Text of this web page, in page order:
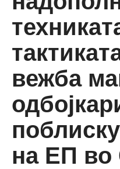
вежба
на ЕП во